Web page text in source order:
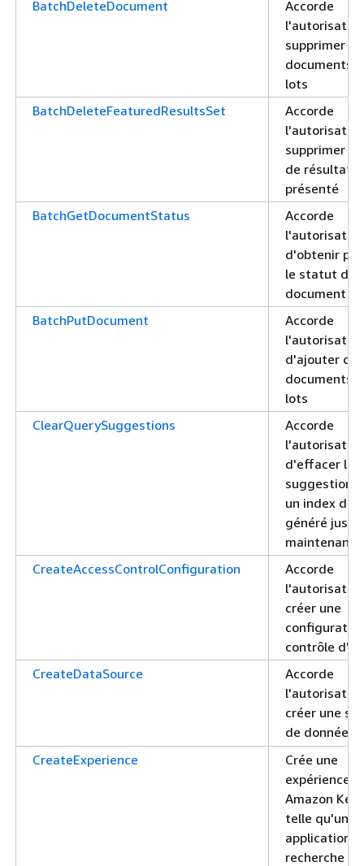
BatchDeleteDocument
Accorde
supprimer
documents
lots
BatchDeleteFeaturedResultsSet
Accorde
supprimer
de résultats
présenté
BatchGetDocumentStatus
Accorde
l'autorisation
d'obtenir
le statut de
document
BatchPutDocument
Accorde
l'autorisation
d'ajouter des
documents
lots
ClearQuerySuggestions
Accorde
l'autorisation
d'effacer les
suggestions
un index
généré
maintenant
CreateAccessControlConfiguration
Accorde
créer une
contrôle
CreateDataSource
Accorde
créer une
de données.
CreateExperience
Crée une
expérience
Amazon
telle qu'une
application
recherche